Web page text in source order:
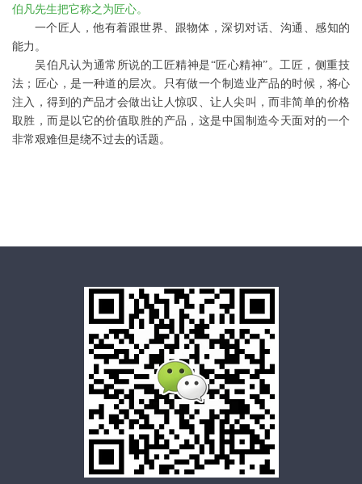
伯凡先生把它称之为匠心。
一个匠人，他有着跟世界、跟物体，深切对话、沟通、感知的
能力。
吴伯凡认为通常所说的工匠精神是“匠心精神”。工匠，侧重技
法；匠心，是一种道的层次。只有做一个制造业产品的时候，将心
注入，得到的产品才会做出让人惊叹、让人尖叫，而非简单的价格
取胜，而是以它的价值取胜的产品，这是中国制造今天面对的一个
非常艰难但是绕不过去的话题。